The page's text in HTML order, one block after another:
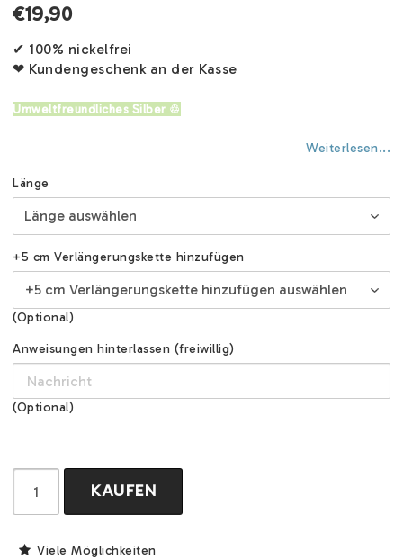
€19,90
✔ 100% nickelfrei
❤ Kundengeschenk an der Kasse
Umweltfreundliches Silber ♲
Weiterlesen...
Länge
+5 cm Verlängerungskette hinzufügen
(Optional)
Anweisungen hinterlassen (freiwillig)
(Optional)
KAUFEN
Viele Möglichkeiten